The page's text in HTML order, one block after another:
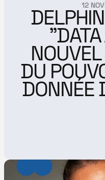
12
DU
DONNÉE